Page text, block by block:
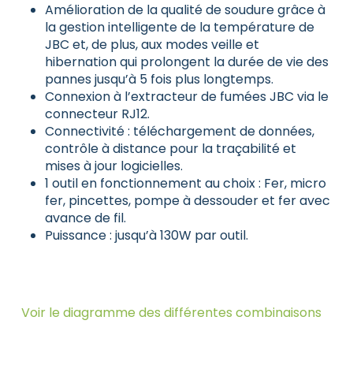
Amélioration de la qualité de soudure grâce à
la gestion intelligente de la température de
JBC et, de plus, aux modes veille et
hibernation qui prolongent la durée de vie des
pannes jusqu’à 5 fois plus longtemps.
Connexion à l’extracteur de fumées JBC via le
connecteur RJ12.
Connectivité : téléchargement de données,
contrôle à distance pour la traçabilité et
mises à jour logicielles.
1 outil en fonctionnement au choix : Fer, micro
fer, pincettes, pompe à dessouder et fer avec
avance de fil.
Puissance : jusqu’à 130W par outil.
Voir le diagramme des différentes combinaisons